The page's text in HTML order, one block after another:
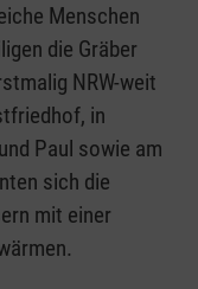
Menschen
die Gräber
NRW-weit
in
Paul sowie am
sich die
mit einer